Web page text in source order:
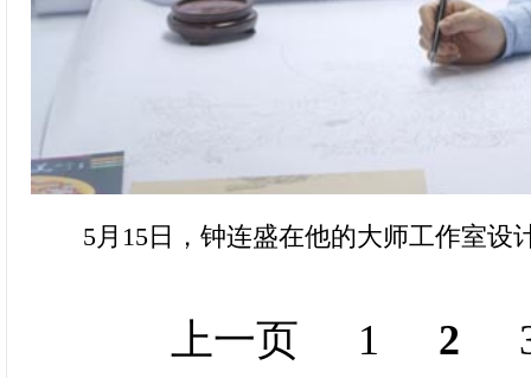
5月15日，钟连盛在他的大师工作室设
上一页 1 2